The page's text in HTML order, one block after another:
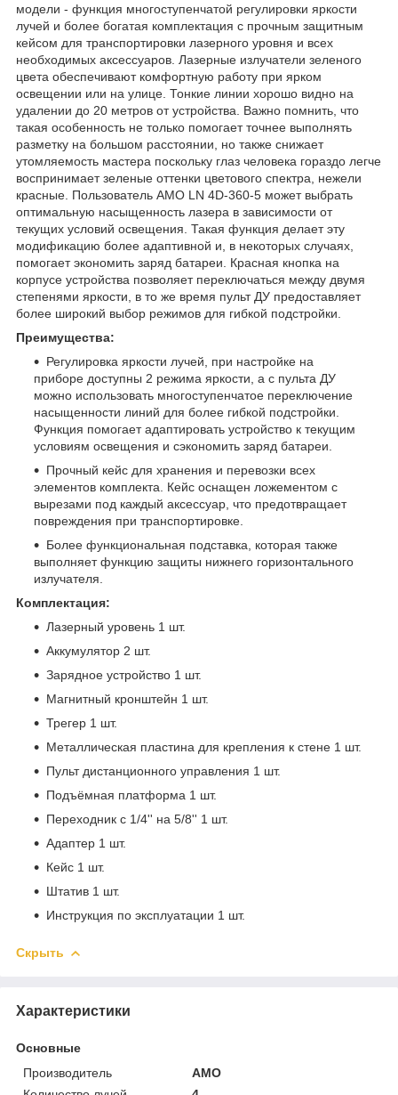
модели - функция многоступенчатой регулировки яркости
лучей и более богатая комплектация с прочным защитным
кейсом для транспортировки лазерного уровня и всех
необходимых аксессуаров. Лазерные излучатели зеленого
цвета обеспечивают комфортную работу при ярком
освещении или на улице. Тонкие линии хорошо видно на
удалении до 20 метров от устройства. Важно помнить, что
такая особенность не только помогает точнее выполнять
разметку на большом расстоянии, но также снижает
утомляемость мастера поскольку глаз человека гораздо легче
воспринимает зеленые оттенки цветового спектра, нежели
красные. Пользователь АМО LN 4D-360-5 может выбрать
оптимальную насыщенность лазера в зависимости от
текущих условий освещения. Такая функция делает эту
модификацию более адаптивной и, в некоторых случаях,
помогает экономить заряд батареи. Красная кнопка на
корпусе устройства позволяет переключаться между двумя
степенями яркости, в то же время пульт ДУ предоставляет
более широкий выбор режимов для гибкой подстройки.
Преимущества:
Регулировка яркости лучей, при настройке на
приборе доступны 2 режима яркости, а с пульта ДУ
можно использовать многоступенчатое переключение
насыщенности линий для более гибкой подстройки.
Функция помогает адаптировать устройство к текущим
условиям освещения и сэкономить заряд батареи.
Прочный кейс для хранения и перевозки всех
элементов комплекта. Кейс оснащен ложементом с
вырезами под каждый аксессуар, что предотвращает
повреждения при транспортировке.
Более функциональная подставка, которая также
выполняет функцию защиты нижнего горизонтального
излучателя.
Комплектация:
Лазерный уровень 1 шт.
Аккумулятор 2 шт.
Зарядное устройство 1 шт.
Магнитный кронштейн 1 шт.
Трегер 1 шт.
Металлическая пластина для крепления к стене 1 шт.
Пульт дистанционного управления 1 шт.
Подъёмная платформа 1 шт.
Переходник с 1/4'' на 5/8'' 1 шт.
Адаптер 1 шт.
Кейс 1 шт.
Штатив 1 шт.
Инструкция по эксплуатации 1 шт.
Скрыть
Характеристики
Основные
Производитель
AMO